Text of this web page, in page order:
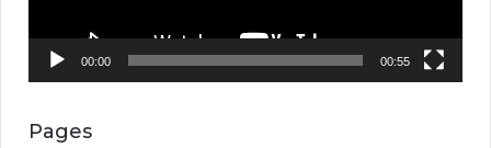
y
r
00:00 00:55
Pages